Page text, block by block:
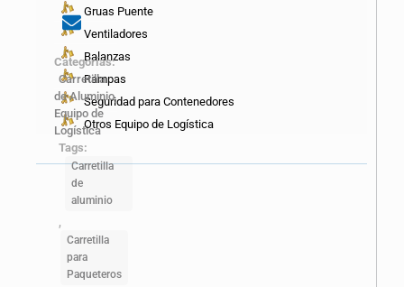
Gruas Puente
Ventiladores
Balanzas
Rampas
Seguridad para Contenedores
Otros Equipo de Logística
Categorías:
Carretilla
de Aluminio,
Equipo de
Logística
Tags:
Carretilla
de
aluminio
,
Carretilla
para
Paqueteros